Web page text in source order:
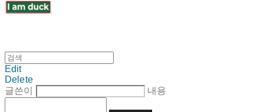
Edit
Delete
글쓴이
내용